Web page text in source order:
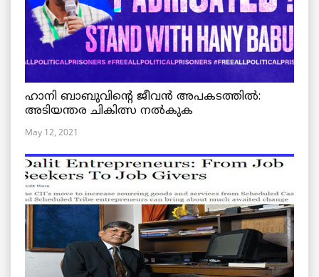
ഹാനി ബാബുവിന്റെ ജീവൻ അപകടത്തിൽ:
അടിയന്തര ചികിത്സ നൽകുക
May 12, 2021